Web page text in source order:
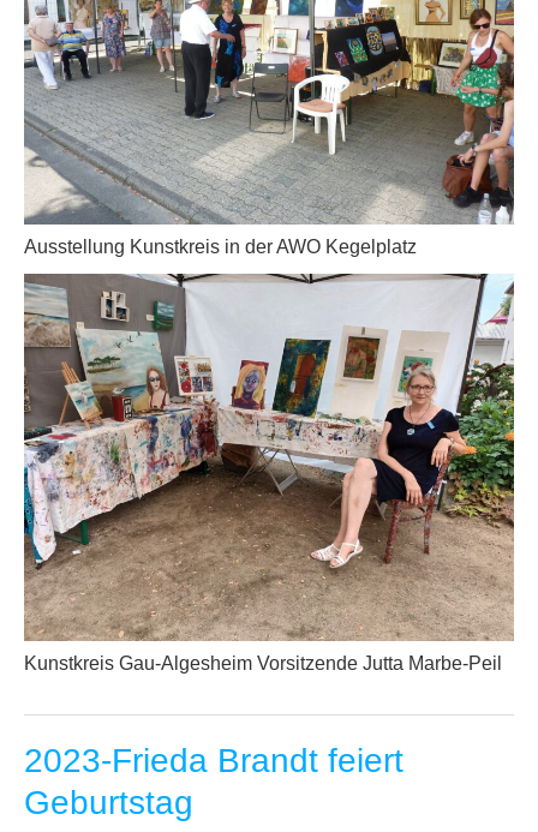
Ausstellung Kunstkreis in der AWO Kegelplatz
Kunstkreis Gau-Algesheim Vorsitzende Jutta Marbe-Peil
2023-Frieda Brandt feiert
Geburtstag